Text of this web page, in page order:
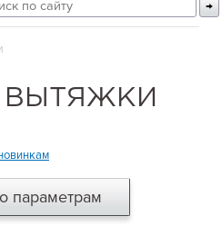
ВЫТЯЖКИ
параметрам